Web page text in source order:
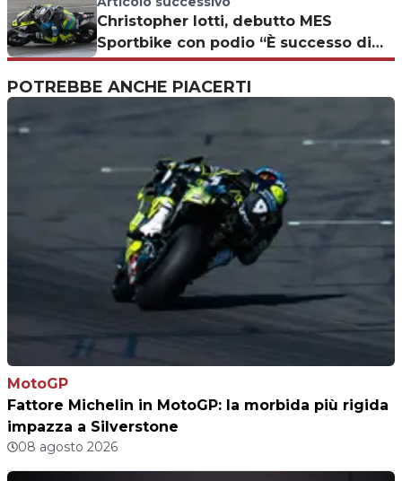
Christopher Iotti, debutto MES
Sportbike con podio “È successo di
tutto, ma porto a casa il trofeo!”
POTREBBE ANCHE PIACERTI
MotoGP
Fattore Michelin in MotoGP: la morbida più rigida
impazza a Silverstone
08 agosto 2026